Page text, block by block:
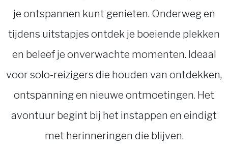
je ontspannen kunt genieten. Onderweg en
tijdens uitstapjes ontdek je boeiende plekken
en beleef je onverwachte momenten. Ideaal
voor solo-reizigers die houden van ontdekken,
ontspanning en nieuwe ontmoetingen. Het
avontuur begint bij het instappen en eindigt
met herinneringen die blijven.